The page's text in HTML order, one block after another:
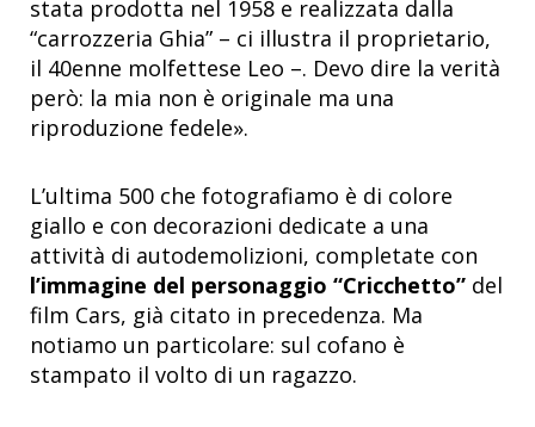
stata prodotta nel 1958 e realizzata dalla
“carrozzeria Ghia” – ci illustra il proprietario,
il 40enne molfettese Leo –. Devo dire la verità
però: la mia non è originale ma una
riproduzione fedele».
L’ultima 500 che fotografiamo è di colore
giallo e con decorazioni dedicate a una
attività di autodemolizioni, completate con
l’immagine del personaggio “Cricchetto” del
film Cars, già citato in precedenza. Ma
notiamo un particolare: sul cofano è
stampato il volto di un ragazzo.